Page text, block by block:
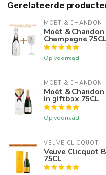
Gerelateerde
MOËT & CHANDON
Moët &
Champagne 75CL
Op voorraad
MOËT & CHANDON
Moët &
in giftbox 75CL
Op voorraad
VEUVE CLICQUOT
Veuve Clicquot
75CL